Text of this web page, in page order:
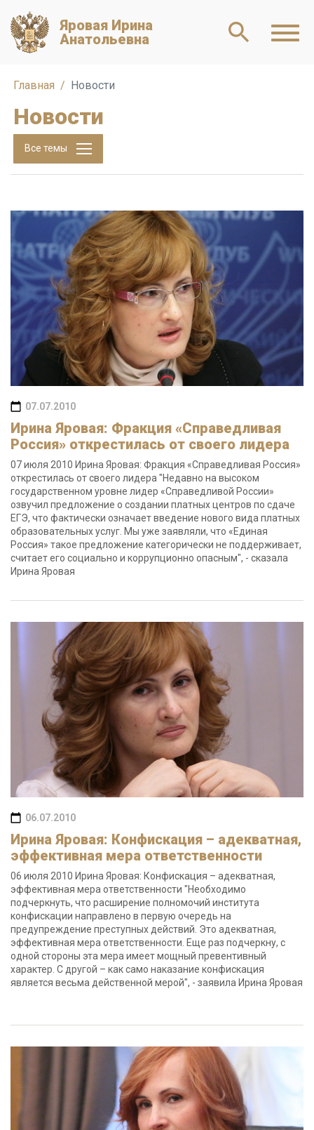
Яровая Ирина
Анатольевна
Главная Новости
Новости
Все темы
07.07.2010
Ирина Яровая: Фракция «Справедливая
Россия» открестилась от своего лидера
07 июля 2010 Ирина Яровая: Фракция «Справедливая Россия»
открестилась от своего лидера "Недавно на высоком
государственном уровне лидер «Справедливой России»
озвучил предложение о создании платных центров по сдаче
ЕГЭ, что фактически означает введение нового вида платных
образовательных услуг. Мы уже заявляли, что «Единая
Россия» такое предложение категорически не поддерживает,
считает его социально и коррупционно опасным", - сказала
Ирина Яровая
06.07.2010
Ирина Яровая: Конфискация – адекватная,
эффективная мера ответственности
06 июля 2010 Ирина Яровая: Конфискация – адекватная,
эффективная мера ответственности "Необходимо
подчеркнуть, что расширение полномочий института
конфискации направлено в первую очередь на
предупреждение преступных действий. Это адекватная,
эффективная мера ответственности. Еще раз подчеркну, с
одной стороны эта мера имеет мощный превентивный
характер. С другой – как само наказание конфискация
является весьма действенной мерой", - заявила Ирина Яровая